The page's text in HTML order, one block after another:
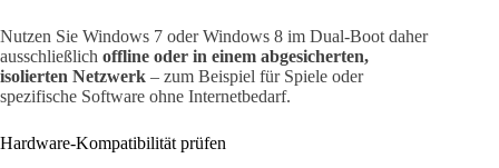
Nutzen Sie Windows 7 oder Windows 8 im Dual-Boot daher
ausschließlich offline oder in einem abgesicherten,
isolierten Netzwerk – zum Beispiel für Spiele oder
spezifische Software ohne Internetbedarf.
Hardware-Kompatibilität prüfen